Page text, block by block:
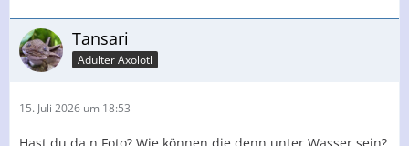
Tansari
Adulter Axolotl
15. Juli 2026 um 18:53